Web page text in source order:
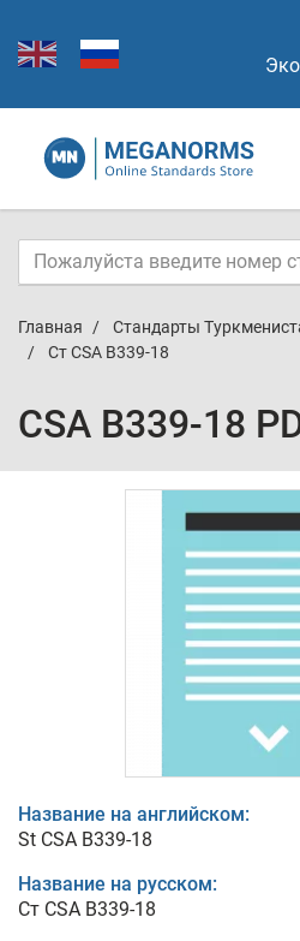
Главная Стандарты
Ст CSA B339-18
CSA B339-18
Название на английском:
St CSA B339-18
Название на русском:
Ст CSA B339-18